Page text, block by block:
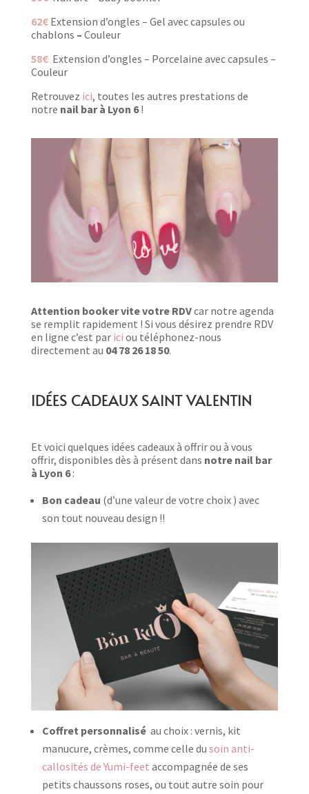
62€ Extension d’ongles – Gel avec capsules ou
chablons – Couleur
58€Extension d’ongles – Porcelaine avec capsules –
Couleur
Retrouvez ici, toutes les autres prestations de
notre nail bar à Lyon 6!
Attention booker vite votre RDVcar notre agenda
se remplit rapidement ! Si vous désirez prendre RDV
en ligne c’est par ici ou téléphonez-nous
directement au 04 78 26 18 50.
IDÉES CADEAUX SAINT VALENTIN
Et voici quelques idées cadeaux à offrir ou à vous
offrir, disponibles dès à présent dans notre nail bar
à Lyon 6:
Bon cadeau (d’une valeur de votre choix ) avec
son tout nouveau design !!
Coffret personnalisé au choix : vernis, kit
manucure, crèmes, comme celle du soin anti-
callosités de Yumi-feet accompagnée de ses
petits chaussons roses, ou tout autre soin pour